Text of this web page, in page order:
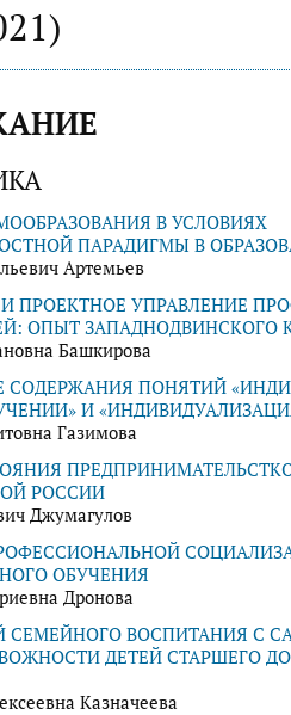
В УСЛОВИЯХ
ПАРАДИГМЫ В
Артемьев
ПРОЕКТНОЕ УПРАВЛЕНИЕ
ОПЫТ ЗАПАДНОДВИНСКОГО
Башкирова
СОДЕРЖАНИЯ ПОНЯТИЙ
И
Газимова
РОССИИ
Джумагулов
ОБУЧЕНИЯ
Дронова
СЕМЕЙНОГО ВОСПИТАНИЯ С
ДЕТЕЙ СТАРШЕГО
Казначеева